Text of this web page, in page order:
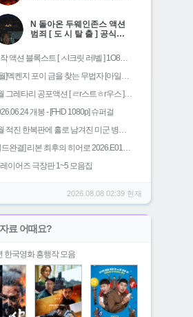
N 돌아온 두웨인존스 액션
범죄 [ 도 시 탈 출 ] 공식자
띵작 액션 블록스트 [ ㅅl크릿 러l벨 ] 1O8OP 5.1 공식자막
[8월]멕켄지 포이 금을 찾는 무법자 [아일레이트 시프]완벽한자막
8월 그레타리 공포액션 [ ㄹr스트ㅎr우스 ] 1080p 5.1 공식자막
개봉 - [FHD 1080p] 슈퍼걸
8월 적진 한복판에 홀로 남겨진 미군 병사 [ 럭키스트라Ol크 ] 1080p 5.1 완벽자막
[일드완결] 리본 최후의 히어로 2026.E01~09(完).1080p 고화질 한글자막첨부
이어즈 극장판 1~5 모음집
2026.08.08 02:39 현재
료 어때요?
한국영화 흥행작 모음